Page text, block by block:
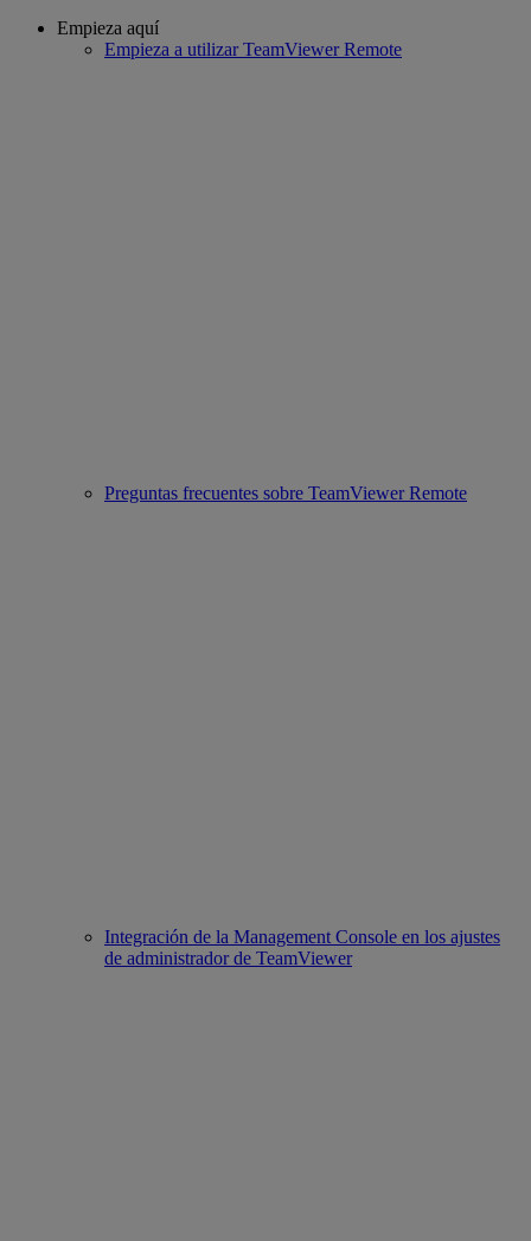
Empieza aquí
Empieza a utilizar TeamViewer Remote
Preguntas frecuentes sobre TeamViewer Remote
Integración de la Management Console en los ajustes
de administrador de TeamViewer